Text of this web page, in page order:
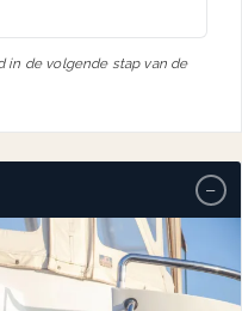
in de volgende stap van de
−